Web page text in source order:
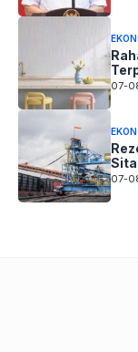
07-
07-